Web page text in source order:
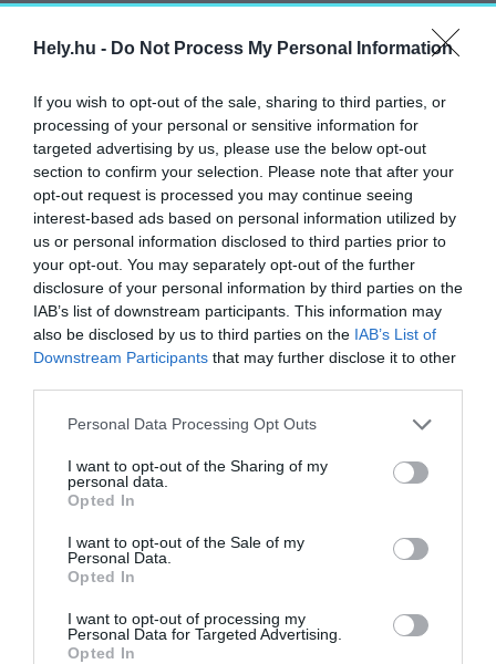
Hely.hu - Do Not Process My Personal Information
If you wish to opt-out of the sale, sharing to third parties, or
processing of your personal or sensitive information for
targeted advertising by us, please use the below opt-out
section to confirm your selection. Please note that after your
opt-out request is processed you may continue seeing
interest-based ads based on personal information utilized by
us or personal information disclosed to third parties prior to
your opt-out. You may separately opt-out of the further
disclosure of your personal information by third parties on the
IAB’s list of downstream participants. This information may
also be disclosed by us to third parties on the IAB’s List of
Downstream Participants that may further disclose it to other
Personal Data Processing Opt Outs
I want to opt-out of the Sharing of my
personal data.
Opted In
I want to opt-out of the Sale of my
Personal Data.
Opted In
I want to opt-out of processing my
Personal Data for Targeted Advertising.
Opted In
Tizenkilenc alagutas autópálya lesz
Székelyföldön
AKTUÁLIS
2024. december 24.
Így támogatná a kormány a megfizethető
lakhatást
AKTUÁLIS
2024. december 23.
Személyiséget építő szeretet: a
görögkatolikusok nyitottak új bölcsődét
AKTUÁLIS
Vedd észre, vidd filmre! – Építészet
kategóriában hirdet pályázatot a 12. Savaria